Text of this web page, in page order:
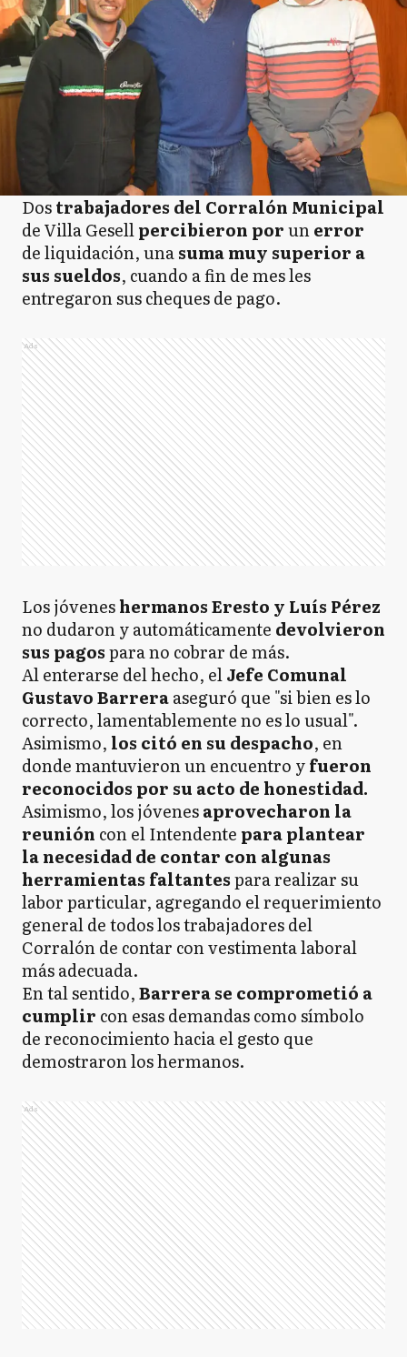
Dostrabajadores del Corralón Municipal
de Villa Gesellpercibieron porunerror
de liquidación, unasuma muy superior a
sus sueldos, cuando a fin de mes les
entregaron sus cheques de pago.
Ads
Los jóveneshermanos Eresto y Luís Pérez
no dudaron y automáticamente devolvieron
sus pagospara no cobrar de más.
Al enterarse del hecho, elJefe Comunal
Gustavo Barreraaseguró que "si bien es lo
correcto, lamentablemente no es lo usual".
Asimismo, los citó en su despacho, en
donde mantuvieron un encuentro yfueron
reconocidos por su acto de honestidad.
Asimismo, los jóvenesaprovecharon la
reunión con el Intendente para plantear
la necesidad de contar con algunas
herramientas faltantespara realizar su
labor particular, agregando el requerimiento
general de todos los trabajadores del
Corralón de contar con vestimenta laboral
más adecuada.
En tal sentido,Barrera se comprometió a
cumplir con esas demandas como símbolo
de reconocimiento hacia el gesto que
demostraron los hermanos.
Ads